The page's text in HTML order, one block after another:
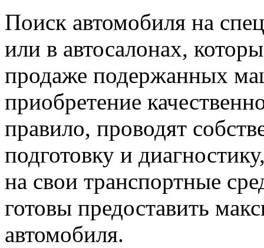
Поиск автомобиля на
или в автосалонах,
продаже подержанных
приобретение
правило, проводят
подготовку и
на свои транспортные
готовы предоставить
автомобиля.